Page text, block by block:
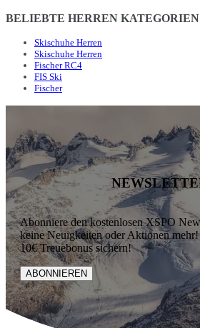
BELIEBTE HERREN KATEGORIEN
Skischuhe Herren
Skischuhe Herren
Fischer RC4
FIS Ski
Fischer
Abonniere den kostenlosen XSPO
keine Neuigkeiten oder Aktionen
10€ Treuebonus sichern!
ABONNIEREN